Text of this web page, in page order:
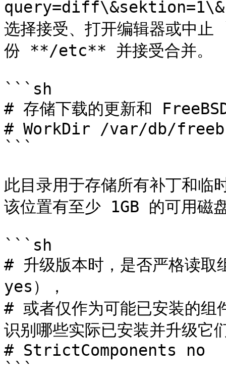
选择接受、打开编辑器或中
份 **/etc** 并接受合并。
```sh
# 存储下载的更新和
# WorkDir /var/db/
```
此目录用于存储所有补丁和临
该位置有至少 1GB 的可用磁
```sh
# 升级版本时，是否严格读
yes），
# 或者仅作为可能已安装的
识别哪些实际已安装并升级
# StrictComponents no
```